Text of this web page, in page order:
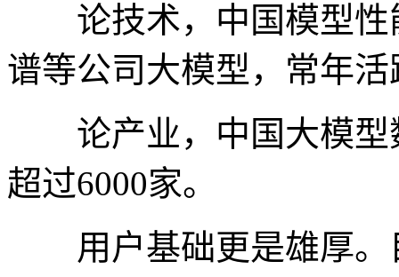
论技术，中国模型性
谱等公司大模型，常年
论产业，中国大模型
超过6000家。
用户基础更是雄厚。